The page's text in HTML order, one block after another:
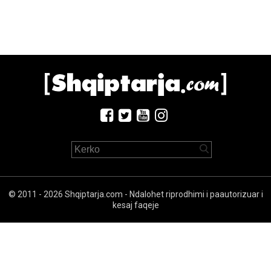
© 2011 - 2026 Shqiptarja.com - Ndalohet riprodhimi i paautorizuar i
kesaj faqeje